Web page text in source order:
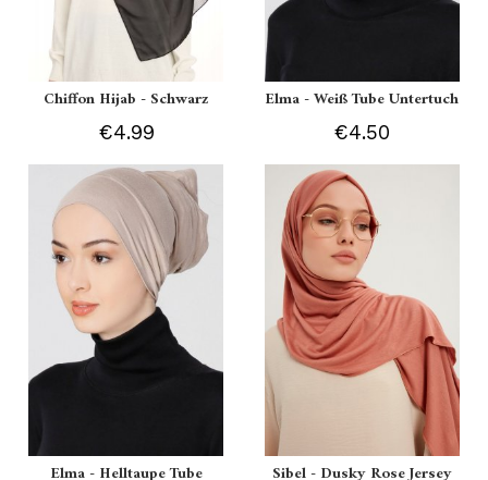
Chiffon Hijab - Schwarz
€4.99
Elma - Weiß Tube Untertuch
€4.50
Elma - Helltaupe Tube
Sibel - Dusky Rose Jersey